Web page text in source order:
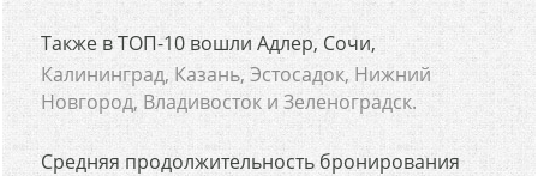
Также в ТОП-10 вошли Адлер, Сочи,
Калининград, Казань, Эстосадок, Нижний
Новгород, Владивосток и Зеленоградск.
Средняя продолжительность бронирования